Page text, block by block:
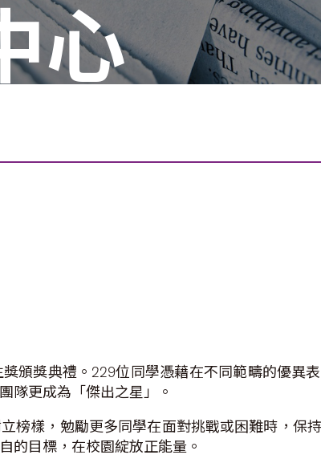
心
頒獎典禮。229位同學憑藉在不同範疇的優異
隊更成為「傑出之星」。
榜樣，勉勵更多同學在面對挑戰或困難時，保
的目標，在校園綻放正能量。